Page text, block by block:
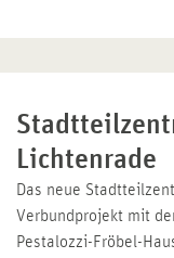
Lichtenrade
Das neue
Verbundprojekt mit
Pestalozzi-Fröbel-